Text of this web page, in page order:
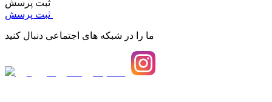
ثبت پرسش
ما را در شبکه های اجتماعی دنبال کنید